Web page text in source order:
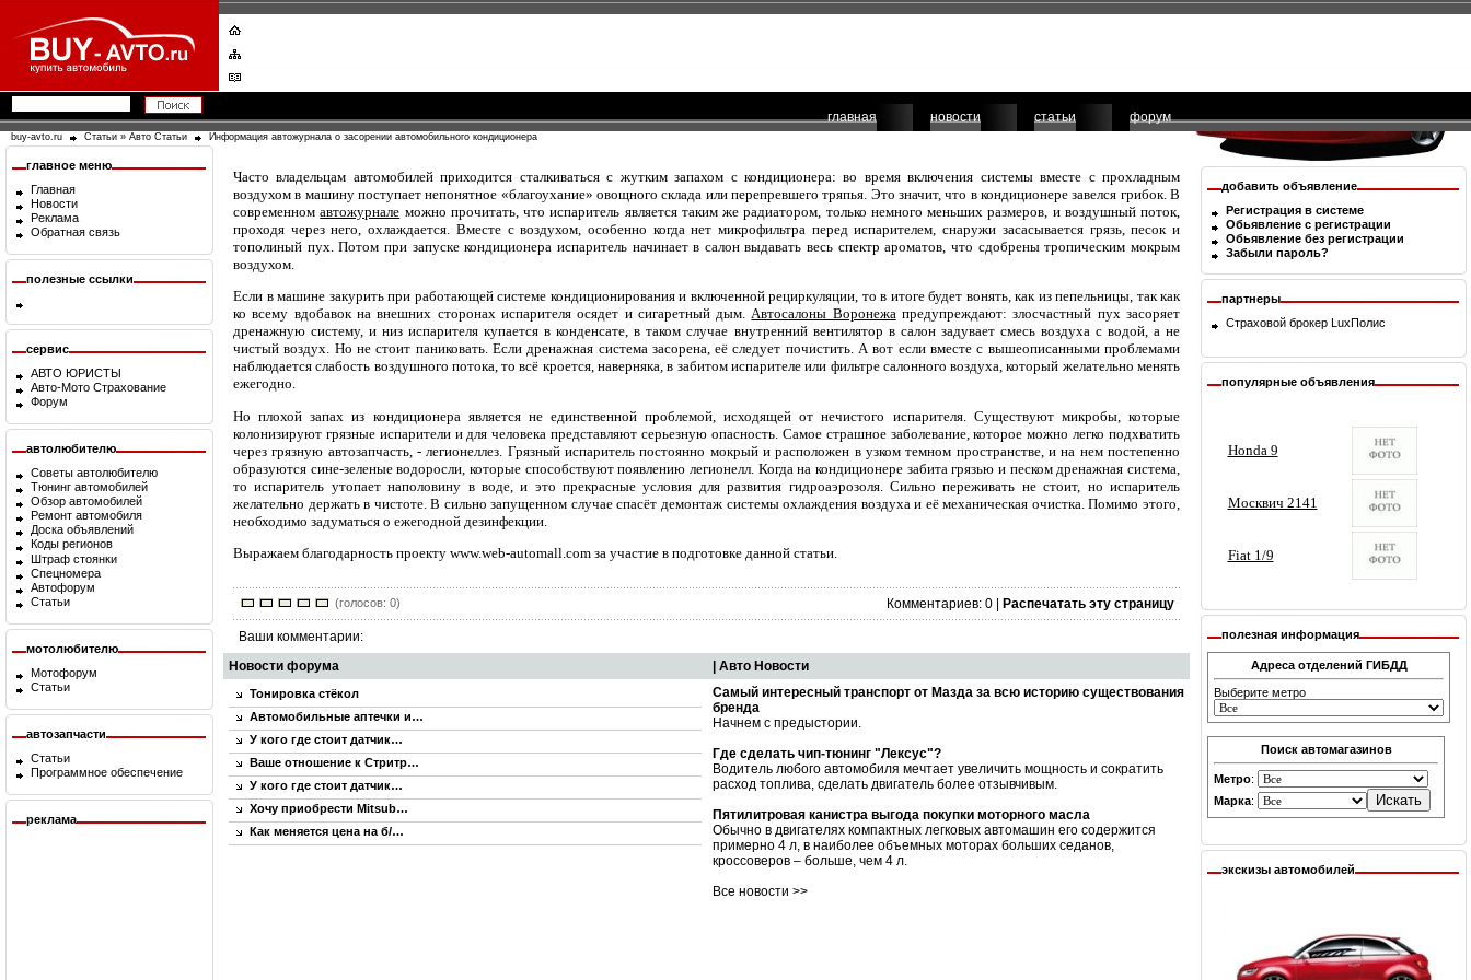
главная новости статьи форум
buy-avto.ru Статьи » Авто Статьи Информация автожурнала о засорении автомобильного кондиционера
главное меню
Главная
Новости
Реклама
Обратная связь
полезные ссылки
сервис
АВТО ЮРИСТЫ
Авто-Мото Страхование
Форум
автолюбителю
Советы автолюбителю
Тюнинг автомобилей
Обзор автомобилей
Ремонт автомобиля
Доска объявлений
Коды регионов
Штраф стоянки
Спецномера
Автофорум
Статьи
мотолюбителю
Мотофорум
Статьи
автозапчасти
Статьи
Программное обеспечение
реклама
Часто владельцам автомобилей приходится сталкиваться с жутким запахом с кондиционера: во время включения системы вместе с прохладным
воздухом в машину поступает непонятное «благоухание» овощного склада или перепревшего тряпья. Это значит, что в кондиционере завелся грибок. В
современномавтожурнале можно прочитать, что испаритель является таким же радиатором, только немного меньших размеров, и воздушный поток,
проходя через него, охлаждается. Вместе с воздухом, особенно когда нет микрофильтра перед испарителем, снаружи засасывается грязь, песок и
тополиный пух. Потом при запуске кондиционера испаритель начинает в салон выдавать весь спектр ароматов, что сдобрены тропическим мокрым
воздухом.
Если в машине закурить при работающей системе кондиционирования и включенной рециркуляции, то в итоге будет вонять, как из пепельницы, так как
ко всему вдобавок на внешних сторонах испарителя осядет и сигаретный дым.Автосалоны Воронежапредупреждают: злосчастный пух засоряет
дренажную систему, и низ испарителя купается в конденсате, в таком случае внутренний вентилятор в салон задувает смесь воздуха с водой, а не
чистый воздух. Но не стоит паниковать. Если дренажная система засорена, её следует почистить. А вот если вместе с вышеописанными проблемами
наблюдается слабость воздушного потока, то всё кроется, наверняка, в забитом испарителе или фильтре салонного воздуха, который желательно менять
ежегодно.
Но плохой запах из кондиционера является не единственной проблемой, исходящей от нечистого испарителя. Существуют микробы, которые
колонизируют грязные испарители и для человека представляют серьезную опасность. Самое страшное заболевание, которое можно легко подхватить
через грязную автозапчасть, - легионеллез. Грязный испаритель постоянно мокрый и расположен в узком темном пространстве, и на нем постепенно
образуются сине-зеленые водоросли, которые способствуют появлению легионелл. Когда на кондиционере забита грязью и песком дренажная система,
то испаритель утопает наполовину в воде, и это прекрасные условия для развития гидроаэрозоля. Сильно переживать не стоит, но испаритель
желательно держать в чистоте. В сильно запущенном случае спасёт демонтаж системы охлаждения воздуха и её механическая очистка. Помимо этого,
необходимо задуматься о ежегодной дезинфекции.
Выражаем благодарность проекту www.web-automall.com за участие в подготовке данной статьи.
(голосов: 0) Комментариев: 0 | Распечатать эту страницу
Ваши комментарии:
Новости форума
| Авто Новости
Тонировка стёкол
Автомобильные аптечки и…
У кого где стоит датчик…
Ваше отношение к Стритр…
У кого где стоит датчик…
Хочу приобрести Mitsub…
Как меняется цена на б/…
Самый интересный транспорт от Мазда за всю историю существования
бренда
Начнем с предыстории.
Где сделать чип-тюнинг "Лексус"?
Водитель любого автомобиля мечтает увеличить мощность и сократить
расход топлива, сделать двигатель более отзывчивым.
Пятилитровая канистра выгода покупки моторного масла
Обычно в двигателях компактных легковых автомашин его содержится
примерно 4 л, в наиболее объемных моторах больших седанов,
кроссоверов – больше, чем 4 л.
Все новости >>
добавить объявление
Регистрация в системе
Обьявление с регистрации
Обьявление без регистрации
Забыли пароль?
партнеры
Страховой брокер LuxПолис
популярные объявления
полезная информация
Адреса отделений ГИБДД
Выберите метро
Поиск автомагазинов
Метро:
Марка:
экскизы автомобилей